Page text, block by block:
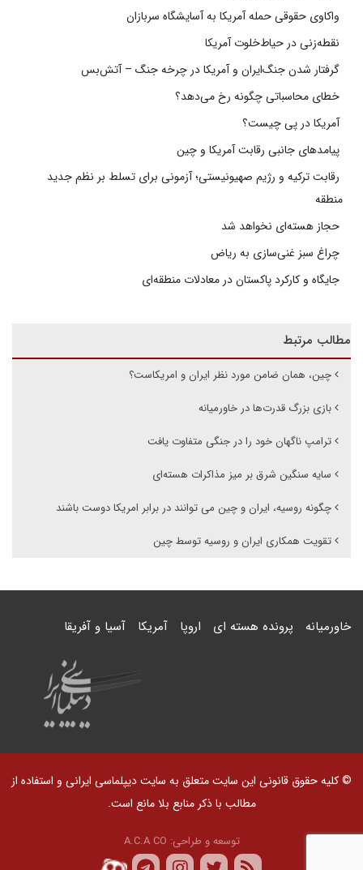
واکاوی حقوقی حمله آمریکا به آسایشگاه سربازان
نقطه‌زنی در حیاط‌خلوت آمریکا
گرفتار شدن جنگ‌ایران و آمریکا در چرخه جنگ – آتش‌بس
خطای محاسباتی چگونه رخ می‌دهد؟
آمریکا در پی چیست؟
پیامدهای جانبی رقابت آمریکا و چین
رقابت ترکیه و رژیم صهیونیستی؛ آزمونی برای تسلط بر نظم جدید
منطقه
حجاز هسته‌ای نخواهد شد
چراغ سبز غنی‌سازی به ریاض
جایگاه و کارکرد پاکستان در معادلات منطقه‌ای
مطالب مرتبط
چین، همان ضامن مورد نظر ایران و امریکاست؟
بازی بزرگ قدرت‌ها در خاورمیانه
ترامپ ناگهان خود را در جنگی متفاوت یافت
سایه سنگین شرق بر میز مذاکرات هسته‌ای
چگونه روسیه، ایران و چین می توانند در برابر امریکا دوست باشند
تقویت همکاری ایران و روسیه توسط چین
خاورمیانه پرونده هسته ای اروپا آمریکا آسیا و آفریقا
© کلیه حقوق قانونی این سایت متعلق به سایت دیپلماسی ایرانی و استفاده از
مطالب با ذکر منابع بلا مانع است.
توسعه و طراحی: A.C.A CO